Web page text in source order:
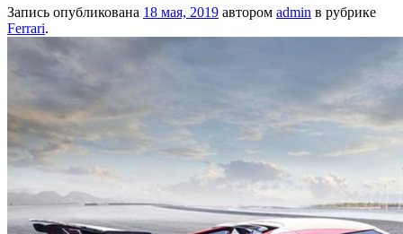
Запись опубликована 18 мая, 2019 автором admin в рубрике
Ferrari.